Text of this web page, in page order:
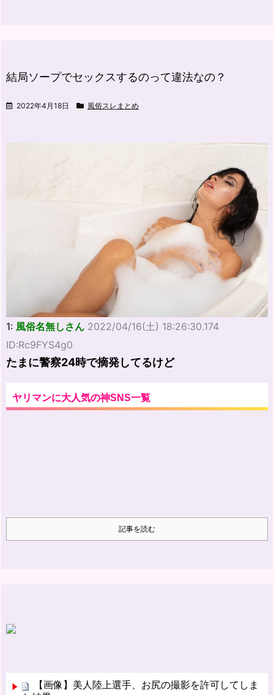
結局ソープでセックスするのって違法なの？
2022年4月18日 風俗スレまとめ
1: 風俗名無しさん 2022/04/16(土) 18:26:30.174
ID:Rc9FYS4g0
たまに警察24時で摘発してるけど
ヤリマンに大人気の神SNS一覧
記事を読む
【画像】美人陸上選手、お尻の撮影を許可してしま